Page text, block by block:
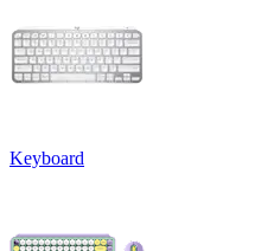
Keyboard